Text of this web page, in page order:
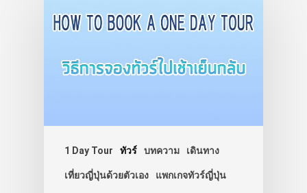
1 Day Tour ทัวร์ บทความ เดินทาง
เที่ยวญี่ปุ่นด้วยตัวเอง แพกเกจทัวร์ญี่ปุ่น